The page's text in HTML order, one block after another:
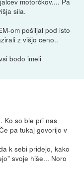
sila.
om pošiljal pod isto
z višjo ceno..
bodo imeli
Ko so ble pri nas
pa tukaj govorijo v
k sebi pridejo, kako
svoje hiše... Noro